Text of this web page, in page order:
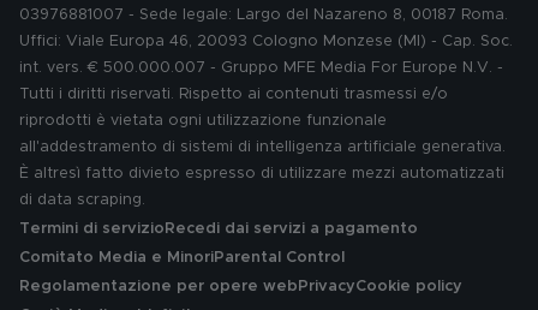
03976881007 - Sede legale: Largo del Nazareno 8, 00187 Roma.
Uffici: Viale Europa 46, 20093 Cologno Monzese (MI) - Cap. Soc.
int. vers. € 500.000.007 - Gruppo MFE Media For Europe N.V. -
Tutti i diritti riservati. Rispetto ai contenuti trasmessi e/o
riprodotti è vietata ogni utilizzazione funzionale
all'addestramento di sistemi di intelligenza artificiale generativa.
È altresì fatto divieto espresso di utilizzare mezzi automatizzati
di data scraping.
Termini di servizio Recedi dai servizi a pagamento
Comitato Media e MinoriParental Control
Regolamentazione per opere web PrivacyCookie policy